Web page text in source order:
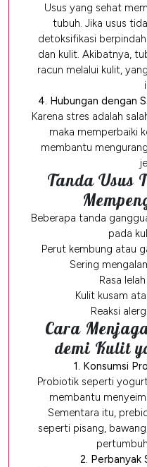
Usus yang sehat
tubuh. Jika usus
detoksifikasi
dan kulit. Akibatnya,
racun melalui kulit,
4. Hubungan dengan
Karena stres adalah
maka memperbaiki
membantu
Tanda Usus
Beberapa tanda
pada
Perut kembung atau
Sering
Rasa
Kulit kusam
Reaksi
Cara
demi Kulit
1. Konsumsi
Probiotik seperti
membantu
Sementara itu,
seperti pisang,
2. Perbanyak